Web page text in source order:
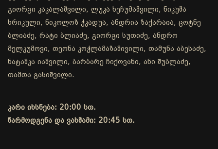
გიორგი კაკალაშვილი, ლუკა ხეჩუმაშვილი, ნიკუშა
ხრიკული, ნიკოლოზ ჭკადუა, ანდრია ზაქარაია, ცოტნე
ბლიაძე, რატი ბლიაძე, გიორგი სუთიძე, ანდრო
მელკუმოვი, თეონა კოჭლამაზაშივილი, თამუნა აბესაძე,
ნატაშკა იაშვილი, ბარბარე ჩიქოვანი, ანი შუბლაძე,
თამთა გასიშვილი.
კარი იხსნება: 20:00 სთ.
წარმოდგენა და ვახშამი: 20:45 სთ.